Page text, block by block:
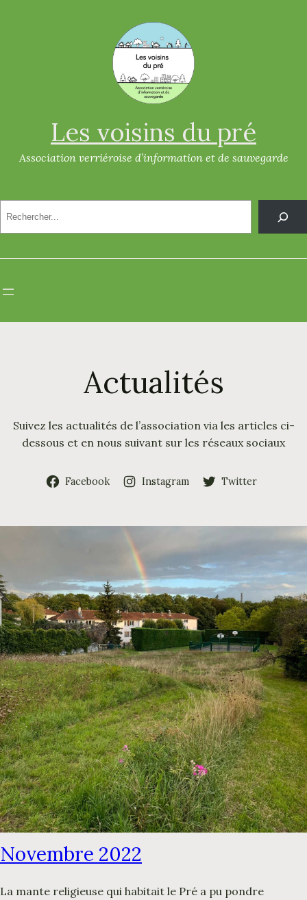
Les voisins du pré
Association verriéroise d’information et de sauvegarde
h
r
Actualités
Suivez les actualités de l’association via les articles ci-
dessous et en nous suivant sur les réseaux sociaux
Facebook Instagram Twitter
Novembre 2022
La mante religieuse qui habitait le Pré a pu pondre